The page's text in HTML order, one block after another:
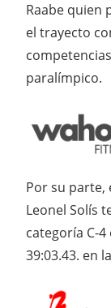
Raabe quien
el trayecto
paralímpico.
Por su parte,
Leonel Solís
categoría C-
39:03.43. en